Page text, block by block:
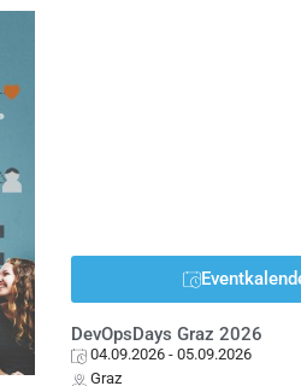
DevOpsDays Graz 2026
04.09.2026 - 05.09.2026
Graz